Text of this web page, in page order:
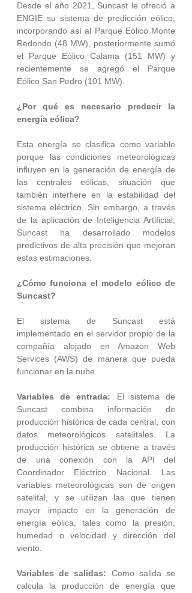
Desde el año 2021, Suncast le ofreció a
ENGIE su sistema de predicción eólico,
incorporando así al Parque Eólico Monte
Redondo (48 MW), posteriormente sumó
el Parque Eólico Calama (151 MW) y
recientemente se agregó el Parque
Eólico San Pedro (101 MW).
¿Por qué es necesario predecir la
energía eólica?
Esta energía se clasifica como variable
porque las condiciones meteorológicas
influyen en la generación de energía de
las centrales eólicas, situación que
también interfiere en la estabilidad del
sistema eléctrico. Sin embargo, a través
de la aplicación de Inteligencia Artificial,
Suncast ha desarrollado modelos
predictivos de alta precisión que mejoran
estas estimaciones.
¿Cómo funciona el modelo eólico de
Suncast?
El sistema de Suncast está
implementado en el servidor propio de la
compañía alojado en Amazon Web
Services (AWS) de manera que pueda
funcionar en la nube.
Variables de entrada: El sistema de
Suncast combina información de
producción histórica de cada central, con
datos meteorológicos satelitales. La
producción histórica se obtiene a través
de una conexión con la API del
Coordinador Eléctrico Nacional. Las
variables meteorológicas son de origen
satelital, y se utilizan las que tienen
mayor impacto en la generación de
energía eólica, tales como la presión,
humedad o velocidad y dirección del
viento.
Variables de salidas: Como salida se
calcula la producción de energía que